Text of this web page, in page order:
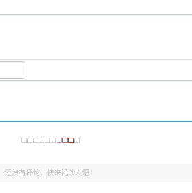
有黄色感叹号，且打印测试能正常出纸，就说明
还没有评论，快来抢沙发吧！